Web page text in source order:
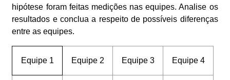
hipótese foram feitas medições nas equipes. Analise os
resultados e conclua a respeito de possíveis diferenças
entre as equipes.
Equipe 1 Equipe 2 Equipe 3 Equipe 4